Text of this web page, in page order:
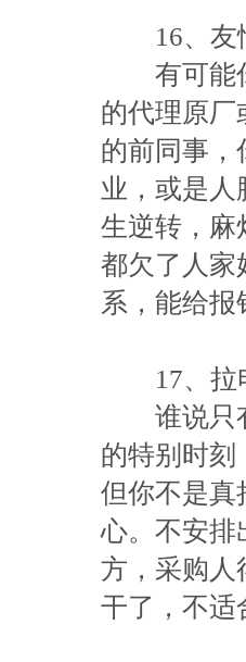
16、友
有可能你
的代理原厂
的前同事
业，或是人
生逆转，麻
都欠了人家
系，能给报
17、拉
谁说只有
的特别时刻
但你不是真
心。不安排
方，采购人
干了，不适